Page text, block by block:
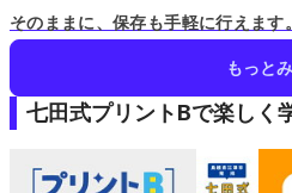
そのままに、保存も手軽に行えます。
もっと
七田式プリントBで楽しく